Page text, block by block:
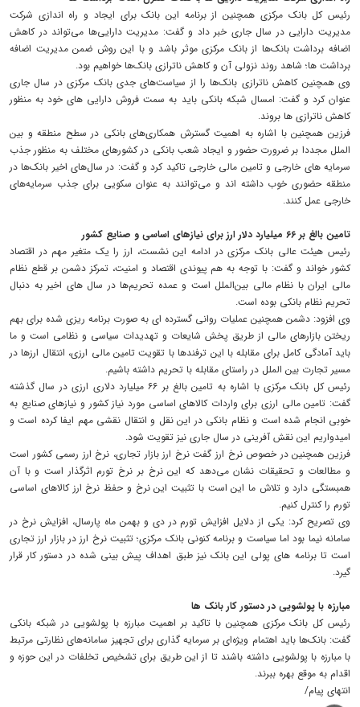
رئیس کل بانک مرکزی همچنین از برنامه این بانک برای ایجاد و راه اندازی شرکت
مدیریت دارایی در سال جاری خبر داد و گفت: مدیریت دارایی‌ها می‌تواند در کاهش
اضافه برداشت بانک‌ها از بانک مرکزی موثر باشد و با این روش ضمن مدیریت اضافه
برداشت ها؛ شاهد روند نزولی آن و کاهش ناترازی بانک‌ها خواهیم بود.
وی همچنین کاهش ناترازی بانک‌ها را از سیاست‌های جدی بانک مرکزی در سال جاری
عنوان کرد و گفت: امسال شبکه بانکی باید به سمت فروش دارایی های خود به منظور
کاهش ناترازی ها بروند.
فرزین همچنین با اشاره به اهمیت گسترش همکاری‌های بانکی در سطح منطقه و بین
الملل مجددا بر ضرورت حضور و ایجاد شعب بانکی در کشورهای مختلف به منظور جذب
سرمایه های خارجی و تامین مالی خارجی تاکید کرد و گفت: در سال‌های اخیر بانک‌ها در
منطقه حضوری خوب داشته اند و می‌توانند به عنوان سکویی برای جذب سرمایه‌های
خارجی عمل کنند.
تامین بالغ بر ۶۶ میلیارد دلار ارز برای نیازهای اساسی و صنایع کشور
رئیس هیئت عالی بانک مرکزی در ادامه این نشست، ارز را یک متغیر مهم در اقتصاد
کشور خواند و گفت: با توجه به هم پیوندی اقتصاد و امنیت، تمرکز دشمن بر قطع نظام
مالی ایران با نظام مالی بین‌الملل است و عمده تحریم‌ها در سال های اخیر به دنبال
تحریم نظام بانکی بوده است.
وی افزود: دشمن همچنین عملیات روانی گسترده ای به صورت برنامه ریزی شده برای بهم
ریختن بازارهای مالی از طریق پخش شایعات و تهدیدات سیاسی و نظامی است و ما
باید آمادگی کامل برای مقابله با این ترفندها با تقویت تامین مالی ارزی، انتقال ارزها در
مسیر تجارت بین الملل در راستای مقابله با تحریم داشته باشیم.
رئیس کل بانک مرکزی با اشاره به تامین بالغ بر ۶۶ میلیارد دلاری ارزی در سال گذشته
گفت: تامین مالی ارزی برای واردات کالاهای اساسی مورد نیاز کشور و نیازهای صنایع به
خوبی انجام شده است و نظام بانکی در این نقل و انتقال نقشی مهم ایفا کرده است و
امیدواریم این نقش آفرینی در سال جاری نیز تقویت شود.
فرزین همچنین در خصوص نرخ ارز گفت نرخ ارز بازار تجاری، نرخ ارز رسمی کشور است
و مطالعات و تحقیقات نشان می‌دهد که این نرخ بر نرخ تورم اثرگذار است و با آن
همبستگی دارد و تلاش ما این است با تثبیت این نرخ و حفظ نرخ ارز کالاهای اساسی
تورم را کنترل کنیم.
وی تصریح کرد: یکی از دلایل افزایش تورم در دی و بهمن ماه پارسال، افزایش نرخ در
سامانه نیما بود اما سیاست و برنامه کنونی بانک مرکزی؛ تثبیت نرخ ارز در بازار ارز تجاری
است تا برنامه های پولی این بانک نیز طبق اهداف پیش بینی شده در دستور کار قرار
گیرد.
مبارزه با پولشویی در دستور کار بانک ها
رئیس کل بانک مرکزی همچنین با تاکید بر اهمیت مبارزه با پولشویی در شبکه بانکی
گفت: بانک‌ها باید اهتمام ویژه‌ای بر سرمایه گذاری برای تجهیز سامانه‌های نظارتی مرتبط
با مبارزه با پولشویی داشته باشند تا از این طریق برای تشخیص تخلفات در این حوزه و
اقدام به موقع بهره ببرند.
انتهای پیام/